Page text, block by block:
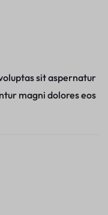
sit aspernatur
magni dolores eos